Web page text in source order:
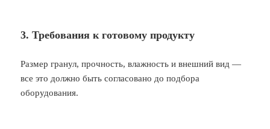
3. Требования к готовому продукту
Размер гранул, прочность, влажность и внешний вид —
все это должно быть согласовано до подбора
оборудования.